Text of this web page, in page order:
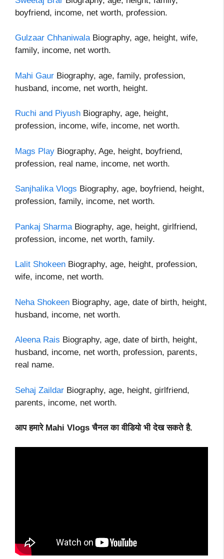
boyfriend, income, net worth, profession.
Gulzaar ChhaniwalaBiography, age, height, wife,
family, income, net worth.
Mahi Gaur Biography, age, family, profession,
husband, income, net worth, height.
Ruchi and Piyush Biography, age, height,
profession, income, wife, income, net worth.
Mags Play Biography, Age, height, boyfriend,
profession, real name, income, net worth.
Sanjhalika Vlogs Biography, age, boyfriend, height,
profession, family, income, net worth.
Pankaj Sharma Biography, age, height, girlfriend,
profession, income, net worth, family.
Lalit Shokeen Biography, age, height, profession,
wife, income, net worth.
Neha Shokeen Biography, age, date of birth, height,
husband, income, net worth.
Aleena Rais Biography, age, date of birth, height,
husband, income, net worth, profession, parents,
real name.
Sehaj Zaildar Biography, age, height, girlfriend,
parents, income, net worth.
आप हमारे Mahi Vlogs चैनल का वीडियो भी देख सकते है.